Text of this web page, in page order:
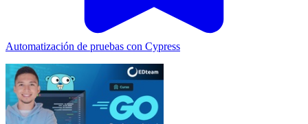
Automatización de pruebas con Cypress